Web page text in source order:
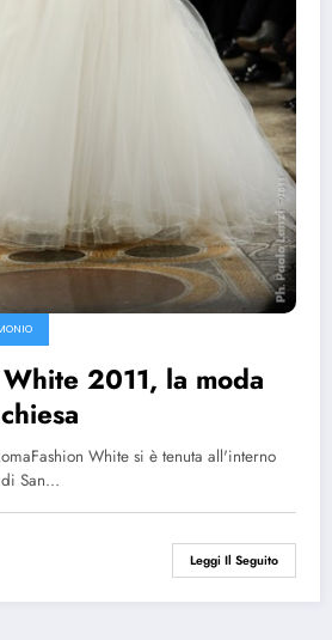
White 2011, la moda
White si è tenuta all'interno
di San…
Leggi Il Seguito